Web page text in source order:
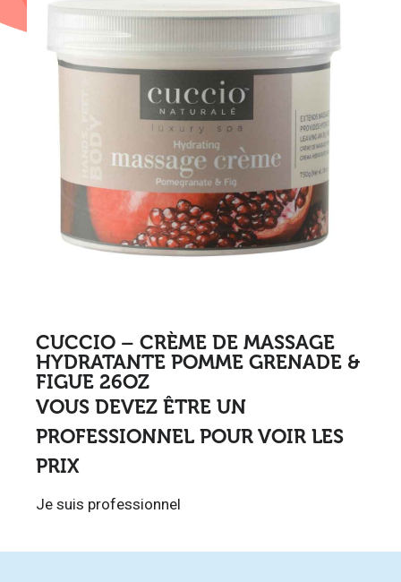
CUCCIO – CRÈME DE MASSAGE
HYDRATANTE POMME GRENADE &
FIGUE 26OZ
VOUS DEVEZ ÊTRE UN
PROFESSIONNEL POUR VOIR LES
PRIX
Je suis professionnel